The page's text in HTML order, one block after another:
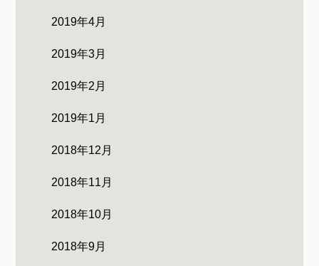
2019年4月
2019年3月
2019年2月
2019年1月
2018年12月
2018年11月
2018年10月
2018年9月